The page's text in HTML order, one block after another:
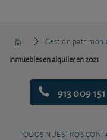
Gestión
inmuebles en alquiler en 2021
913 009 151
TODOS NUESTROS